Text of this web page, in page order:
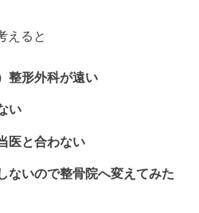
えると
整形外科が遠い
い
医と合わない
ないので整骨院へ変えてみた